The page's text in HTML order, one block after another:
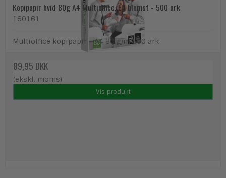
Kopipapir hvid 80g A4 Multioffice, EU blomst - 500 ark
160161
Multioffice kopipapir - A4 80 g/m 500 ark
89,95 DKK
(ekskl. moms)
Vis produkt